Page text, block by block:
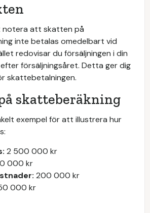
att skatten på
inte betalas omedelbart vid
redovisar du försäljningen i din
försäljningsåret. Detta ger dig
skattebetalningen.
skatteberäkning
exempel för att illustrera hur
2 500 000 kr
000 kr
200 000 kr
000 kr